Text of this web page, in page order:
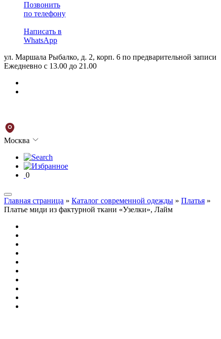
Позвонить
по телефону
Написать в
WhatsApp
ул. Маршала Рыбалко, д. 2, корп. 6 по предварительной записи
Ежедневно с 13.00 до 21.00
Москва
0
Главная страница » Каталог современной одежды » Платья »
Платье миди из фактурной ткани «Узелки», Лайм